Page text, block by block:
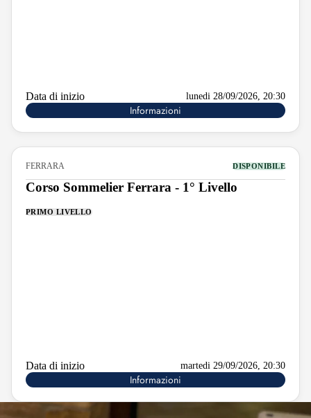
Data di inizio lunedi 28/09/2026, 20:30
Informazioni
FERRARA DISPONIBILE
Corso Sommelier Ferrara - 1° Livello
PRIMO LIVELLO
Data di inizio martedi 29/09/2026, 20:30
Informazioni